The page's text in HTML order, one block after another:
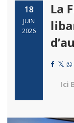
18
JUIN
2026
La
Ici